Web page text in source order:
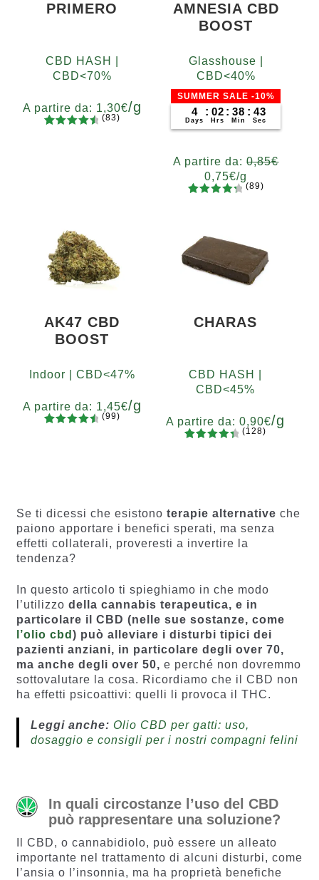
PRIMERO
CBD HASH |
CBD<70%
A partire da: 1,30€/g
(83)
AMNESIA CBD
BOOST
Glasshouse |
CBD<40%
SUMMER SALE -10%
4
Days
: 02
Hrs
: 38
Min
: 42
Sec
A partire da:0,85€
0,75€/g
400
su base
recensio
(89)
AK47 CBD
BOOST
Indoor | CBD<47%
A partire da: 1,45€/g
i
(99)
CHARAS
CBD HASH |
CBD<45%
A partire da:0,90€/g
recensio
ni
(128)
Se ti dicessi che esistono terapie alternative che
paiono apportare i benefici sperati, ma senza
effetti collaterali, proveresti a invertire la
tendenza?
In questo articolo ti spieghiamo in che modo
l’utilizzo della cannabis terapeutica, e in
particolare il CBD (nelle sue sostanze, come
l’olio cbd ) può alleviare i disturbi tipici dei
pazienti anziani, in particolare degli over 70,
ma anche degli over 50, e perché non dovremmo
sottovalutare la cosa. Ricordiamo che il CBD non
ha effetti psicoattivi: quelli li provoca il THC.
Leggi anche: Olio CBD per gatti: uso,
dosaggio e consigli per i nostri compagni felini
In quali circostanze l’uso del CBD
può rappresentare una soluzione?
Il CBD, o cannabidiolo, può essere un alleato
importante nel trattamento di alcuni disturbi, come
l’ansia o l’insonnia, ma ha proprietà benefiche